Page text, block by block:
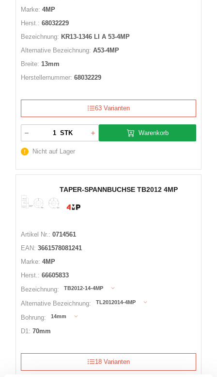
Marke: 4MP
Herst.: 68032229
Bezeichnung: KR13-1346 LI A 53-4MP
Alternative Bezeichnung: A53-4MP
Breite: 13mm
Herstellernummer: 68032229
63 Varianten
STK Warenkorb
Nicht auf Lager
TAPER-SPANNBUCHSE TB2012 4MP
Artikel Nr.: 0714561
EAN: 3661578081241
Marke: 4MP
Herst.: 66605833
Bezeichnung:
TB2012-14-4MP
Alternative Bezeichnung: TL2012014-4MP
Bohrung: 14mm
D1: 70mm
18 Varianten